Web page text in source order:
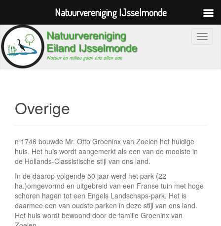
S
a
Overige
n 1746 bouwde Mr. Otto Groeninx van Zoelen het huidige
huis. Het huis wordt aangemerkt als een van de mooiste in
de Hollands-Classistische stijl van ons land.
In de daarop volgende 50 jaar werd het park (22
ha.)omgevormd en uitgebreid van een Franse tuin met hoge
schoren hagen tot een Engels Landschaps-park. Het is
daarmee een van oudste parken in deze stijl van ons land.
Het huis wordt bewoond door de familie Groeninx van
Natuurvereniging IJsselmonde